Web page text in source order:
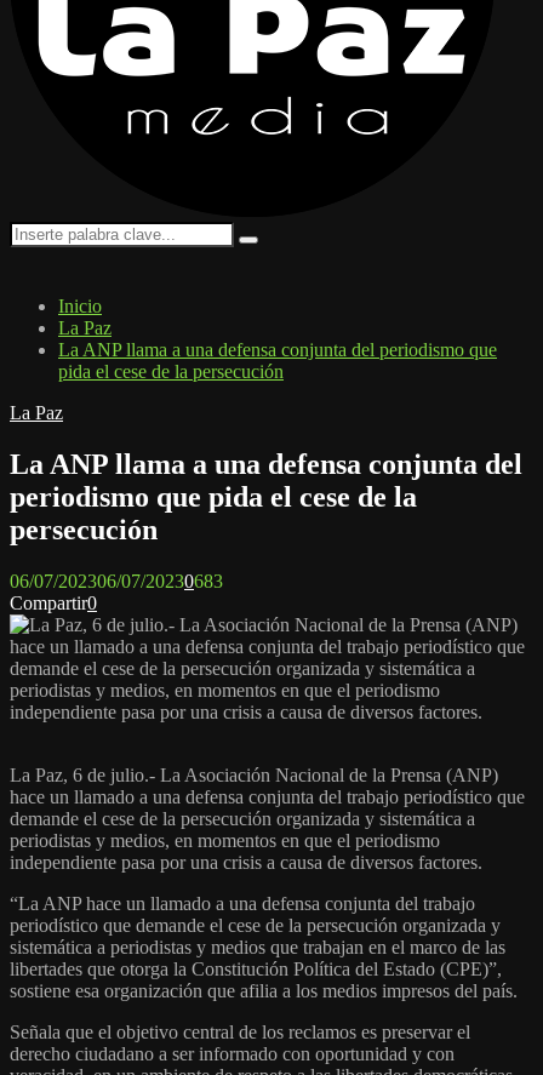
Search
for:
Search
Inicio
La Paz
La ANP llama a una defensa conjunta del periodismo que
pida el cese de la persecución
La Paz
La ANP llama a una defensa conjunta del
periodismo que pida el cese de la
persecución
06/07/202306/07/20230683
Compartir0
La Paz, 6 de julio.- La Asociación Nacional de la Prensa (ANP)
hace un llamado a una defensa conjunta del trabajo periodístico que
demande el cese de la persecución organizada y sistemática a
periodistas y medios, en momentos en que el periodismo
independiente pasa por una crisis a causa de diversos factores.
“La ANP hace un llamado a una defensa conjunta del trabajo
periodístico que demande el cese de la persecución organizada y
sistemática a periodistas y medios que trabajan en el marco de las
libertades que otorga la Constitución Política del Estado (CPE)”,
sostiene esa organización que afilia a los medios impresos del país.
Señala que el objetivo central de los reclamos es preservar el
derecho ciudadano a ser informado con oportunidad y con